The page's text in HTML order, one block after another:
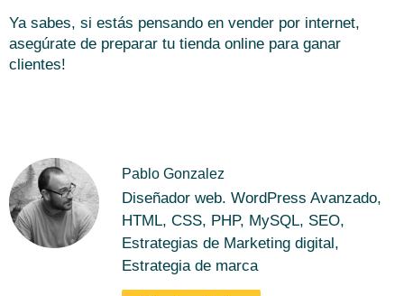
Ya sabes, si estás pensando en vender por internet,
asegúrate de preparar tu tienda online para ganar
clientes!
Pablo Gonzalez
Diseñador web. WordPress Avanzado,
HTML, CSS, PHP, MySQL, SEO,
Estrategias de Marketing digital,
Estrategia de marca